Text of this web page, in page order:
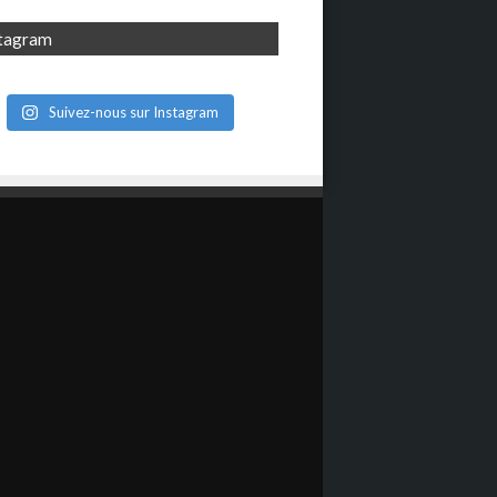
Suivez-nous sur Instagram